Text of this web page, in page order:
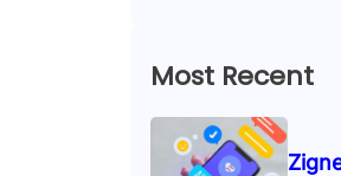
Most Recent